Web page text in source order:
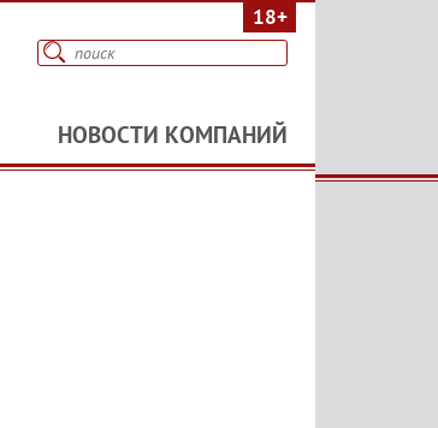
18+
НОВОСТИ КОМПАНИЙ